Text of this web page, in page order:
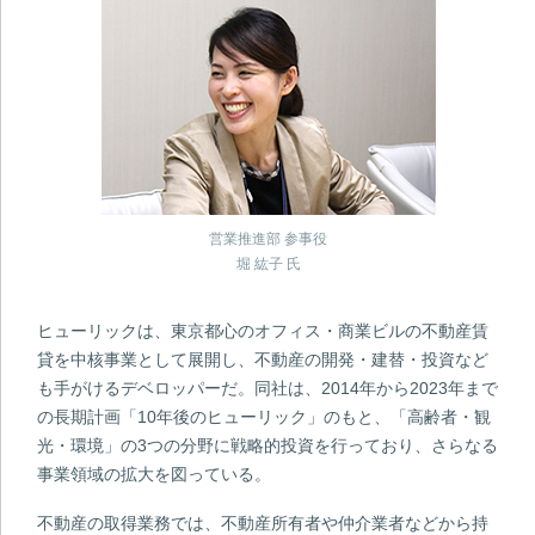
営業推進部 参事役
堀 紘子 氏
ヒューリックは、東京都心のオフィス・商業ビルの不動産賃
貸を中核事業として展開し、不動産の開発・建替・投資など
も手がけるデベロッパーだ。同社は、2014年から2023年まで
の長期計画「10年後のヒューリック」のもと、「高齢者・観
光・環境」の3つの分野に戦略的投資を行っており、さらなる
事業領域の拡大を図っている。
不動産の取得業務では、不動産所有者や仲介業者などから持